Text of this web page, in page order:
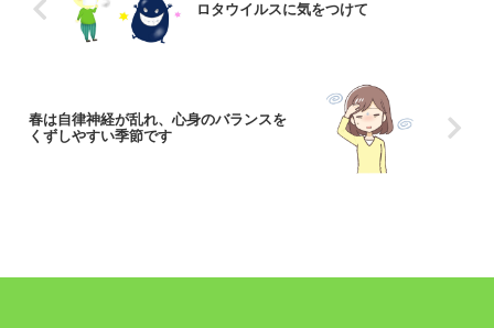
ロタウイルスに気をつけて
春は自律神経が乱れ、心身のバランスを
くずしやすい季節です